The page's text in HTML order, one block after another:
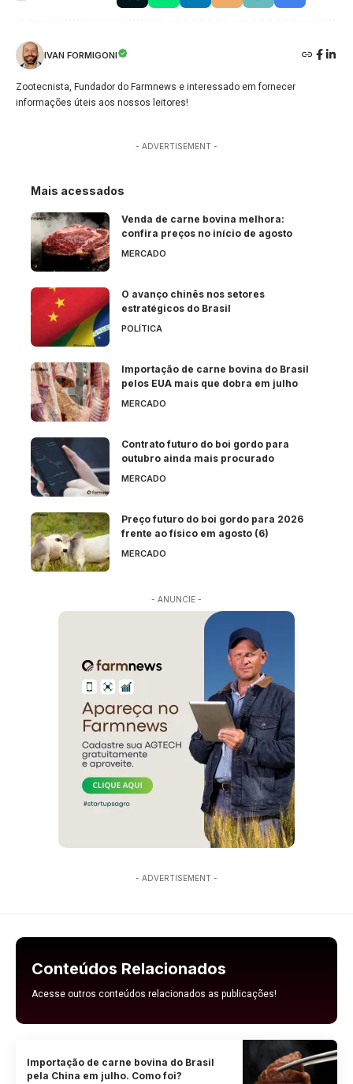
IVAN FORMIGONI
Zootecnista, Fundador do Farmnews e interessado em fornecer
informações úteis aos nossos leitores!
- ADVERTISEMENT -
Mais acessados
Venda de carne bovina melhora:
confira preços no início de agosto
MERCADO
O avanço chinês nos setores
estratégicos do Brasil
POLÍTICA
Importação de carne bovina do Brasil
pelos EUA mais que dobra em julho
MERCADO
Contrato futuro do boi gordo para
outubro ainda mais procurado
MERCADO
Preço futuro do boi gordo para 2026
frente ao físico em agosto (6)
MERCADO
- ANUNCIE -
- ADVERTISEMENT -
Conteúdos Relacionados
Acesse outros conteúdos relacionados as publicações!
Importação de carne bovina do Brasil
pela China em julho. Como foi?